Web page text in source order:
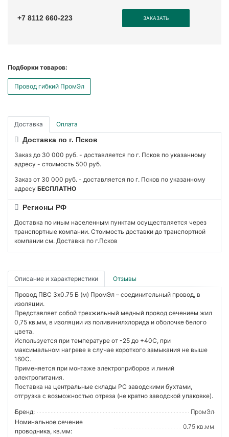
+7 8112 660-223 ЗАКАЗАТЬ
Подборки товаров:
Провод гибкий ПромЭл
Доставка Оплата
Доставка по г. Псков
Заказ до 30 000 руб. - доставляется по г. Псков по указанному
адресу - стоимость 500 руб.
Заказ от 30 000 руб. - доставляется по г. Псков по указанному
адресу БЕСПЛАТНО
Регионы РФ
Доставка по иным населенным пунктам осуществляется через
транспортные компании. Стоимость доставки до транспортной
компании см. Доставка по г.Псков
Описание и характеристики Отзывы
Провод ПВС 3х0.75 Б (м) ПромЭл – соединительный провод, в
изоляции.
Представляет собой трехжильный медный провод сечением жил
0,75 кв.мм, в изоляции из поливинилхлорида и оболочке белого
цвета.
Используется при температуре от -25 до +40С, при
максимальном нагреве в случае короткого замыкания не выше
160С.
Применяется при монтаже электроприборов и линий
электропитания.
Поставка на центральные склады РС заводскими бухтами,
отгрузка с возможностью отреза (не кратно заводской упаковке).
Бренд:
ПромЭл
Номинальное сечение
проводника, кв.мм:
0.75 кв.мм